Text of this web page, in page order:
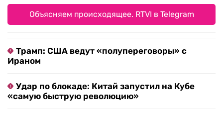
Объясняем происходящее. RTVI в Telegram
Трамп: США ведут «полупереговоры» с
Ираном
Удар по блокаде: Китай запустил на Кубе
«самую быструю революцию»